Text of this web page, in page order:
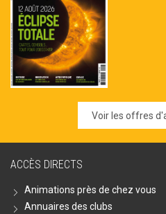
Voir les offres
ACCÈS DIRECTS
Animations près de chez vous
Annuaires des clubs